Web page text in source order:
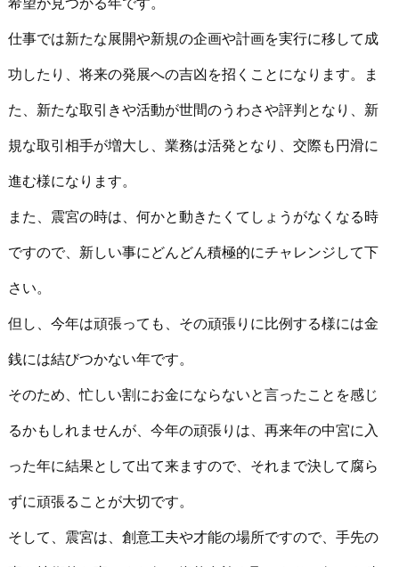
仕事では新たな展開や新規の企画や計画を実行に移して成
功したり、将来の発展への吉凶を招くことになります。ま
た、新たな取引きや活動が世間のうわさや評判となり、新
規な取引相手が増大し、業務は活発となり、交際も円滑に
進む様になります。
また、震宮の時は、何かと動きたくてしょうがなくなる時
ですので、新しい事にどんどん積極的にチャレンジして下
さい。
但し、今年は頑張っても、その頑張りに比例する様には金
銭には結びつかない年です。
そのため、忙しい割にお金にならないと言ったことを感じ
るかもしれませんが、今年の頑張りは、再来年の中宮に入
った年に結果として出て来ますので、それまで決して腐ら
ずに頑張ることが大切です。
そして、震宮は、創意工夫や才能の場所ですので、手先の